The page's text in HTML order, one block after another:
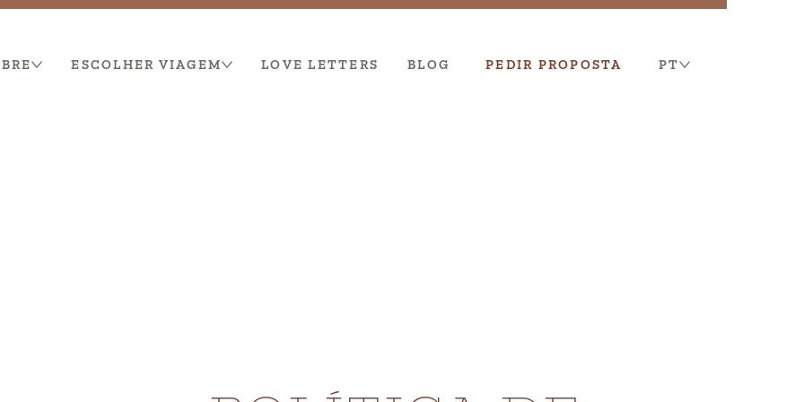
ESCOLHER VIAGEM LOVE LETTERS BLOG PEDIR PROPOSTA PT